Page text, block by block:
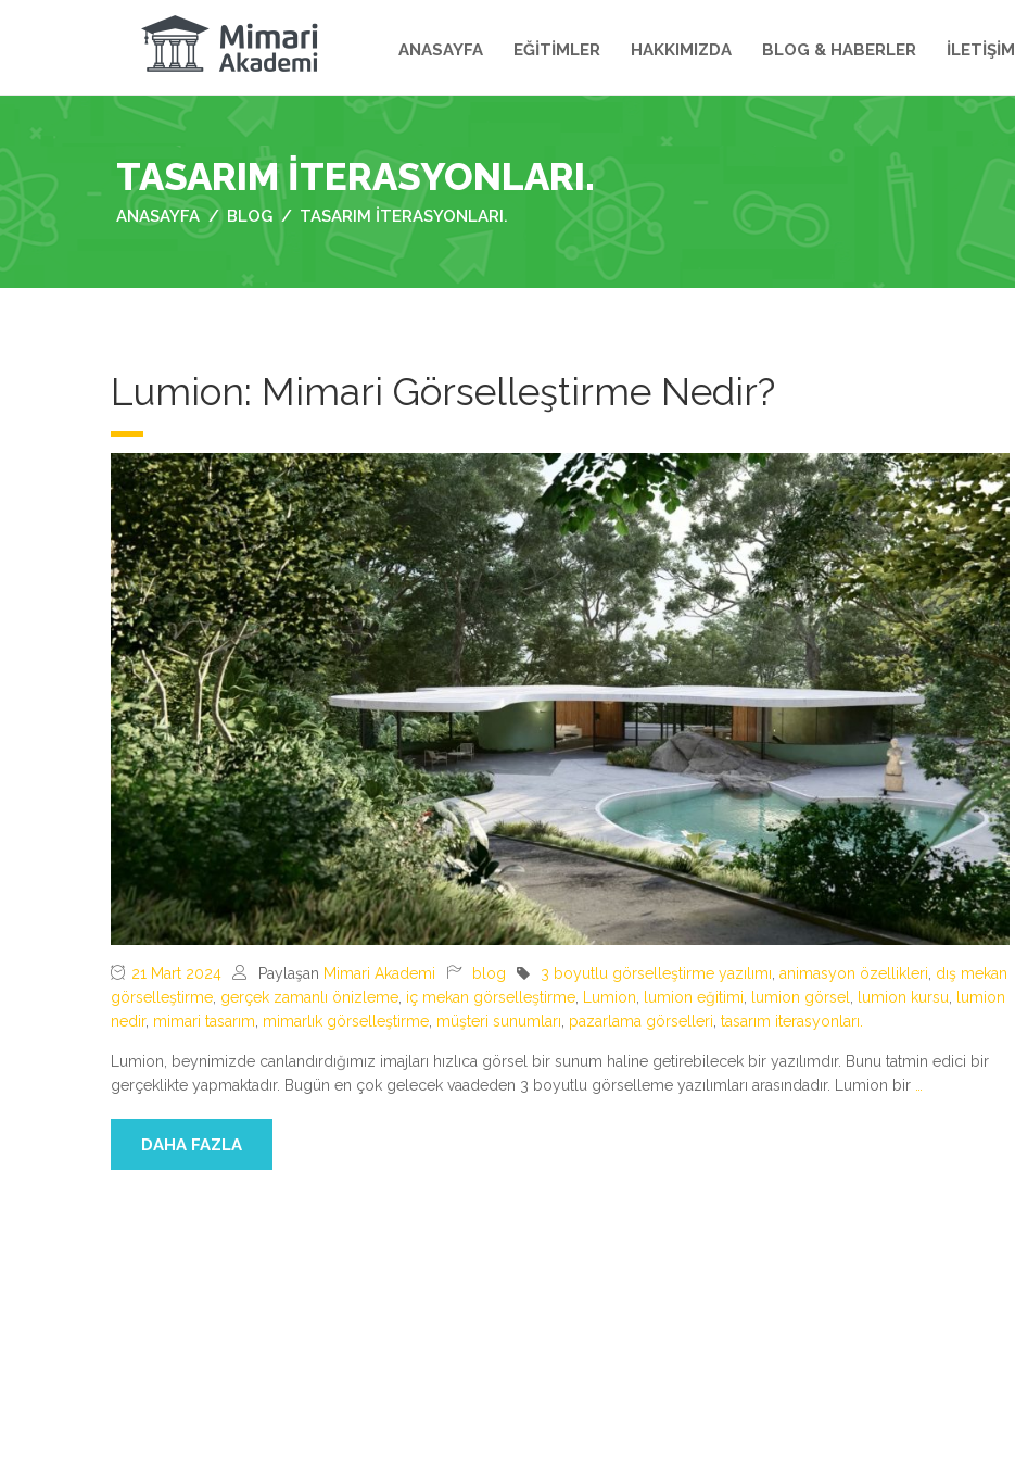
ANASAYFA EĞİTİMLER HAKKIMIZDA BLOG & HABERLER İLETİŞİM
TASARIM ITERASYONLARI.
ANASAYFA BLOG TASARIM ITERASYONLARI.
Lumion: Mimari Görselleştirme Nedir?
21 Mart 2024 Paylaşan Mimari Akademi blog 3 boyutlu görselleştirme yazılımı, animasyon özellikleri, dış mekan
görselleştirme, gerçek zamanlı önizleme, iç mekan görselleştirme, Lumion, lumion eğitimi, lumion görsel, lumion kursu, lumion
nedir, mimari tasarım, mimarlık görselleştirme, müşteri sunumları, pazarlama görselleri, tasarım iterasyonları.
Lumion, beynimizde canlandırdığımız imajları hızlıca görsel bir sunum haline getirebilecek bir yazılımdır. Bunu tatmin edici bir
gerçeklikte yapmaktadır. Bugün en çok gelecek vaadeden 3 boyutlu görselleme yazılımları arasındadır. Lumion bir …
DAHA FAZLA